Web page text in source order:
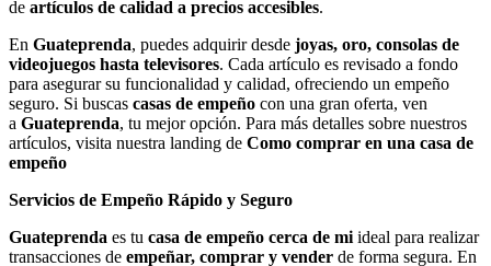
de artículos de calidad a precios accesibles.
En Guateprenda, puedes adquirir desde joyas, oro, consolas de
videojuegos hasta televisores. Cada artículo es revisado a fondo
para asegurar su funcionalidad y calidad, ofreciendo un empeño
seguro. Si buscas casas de empeño con una gran oferta, ven
a Guateprenda, tu mejor opción. Para más detalles sobre nuestros
artículos, visita nuestra landing de Como comprar en una casa de
empeño
Servicios de Empeño Rápido y Seguro
Guateprenda es tu casa de empeño cerca de mi ideal para realizar
transacciones de empeñar, comprar y vender de forma segura. En